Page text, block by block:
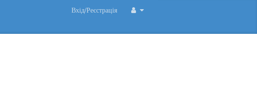
Вхід/Реєстрація